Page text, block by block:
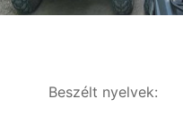
Beszélt nyelvek: